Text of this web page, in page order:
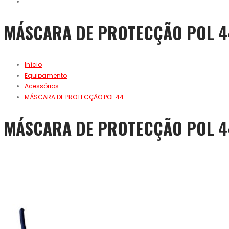
MÁSCARA DE PROTECÇÃO POL
Início
Equipamento
Acessórios
MÁSCARA DE PROTECÇÃO POL 44
MÁSCARA DE PROTECÇÃO POL